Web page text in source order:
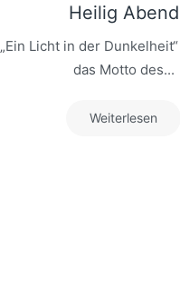
Heilig Abend
„Ein Licht in der
das Motto des...
Weiterlesen